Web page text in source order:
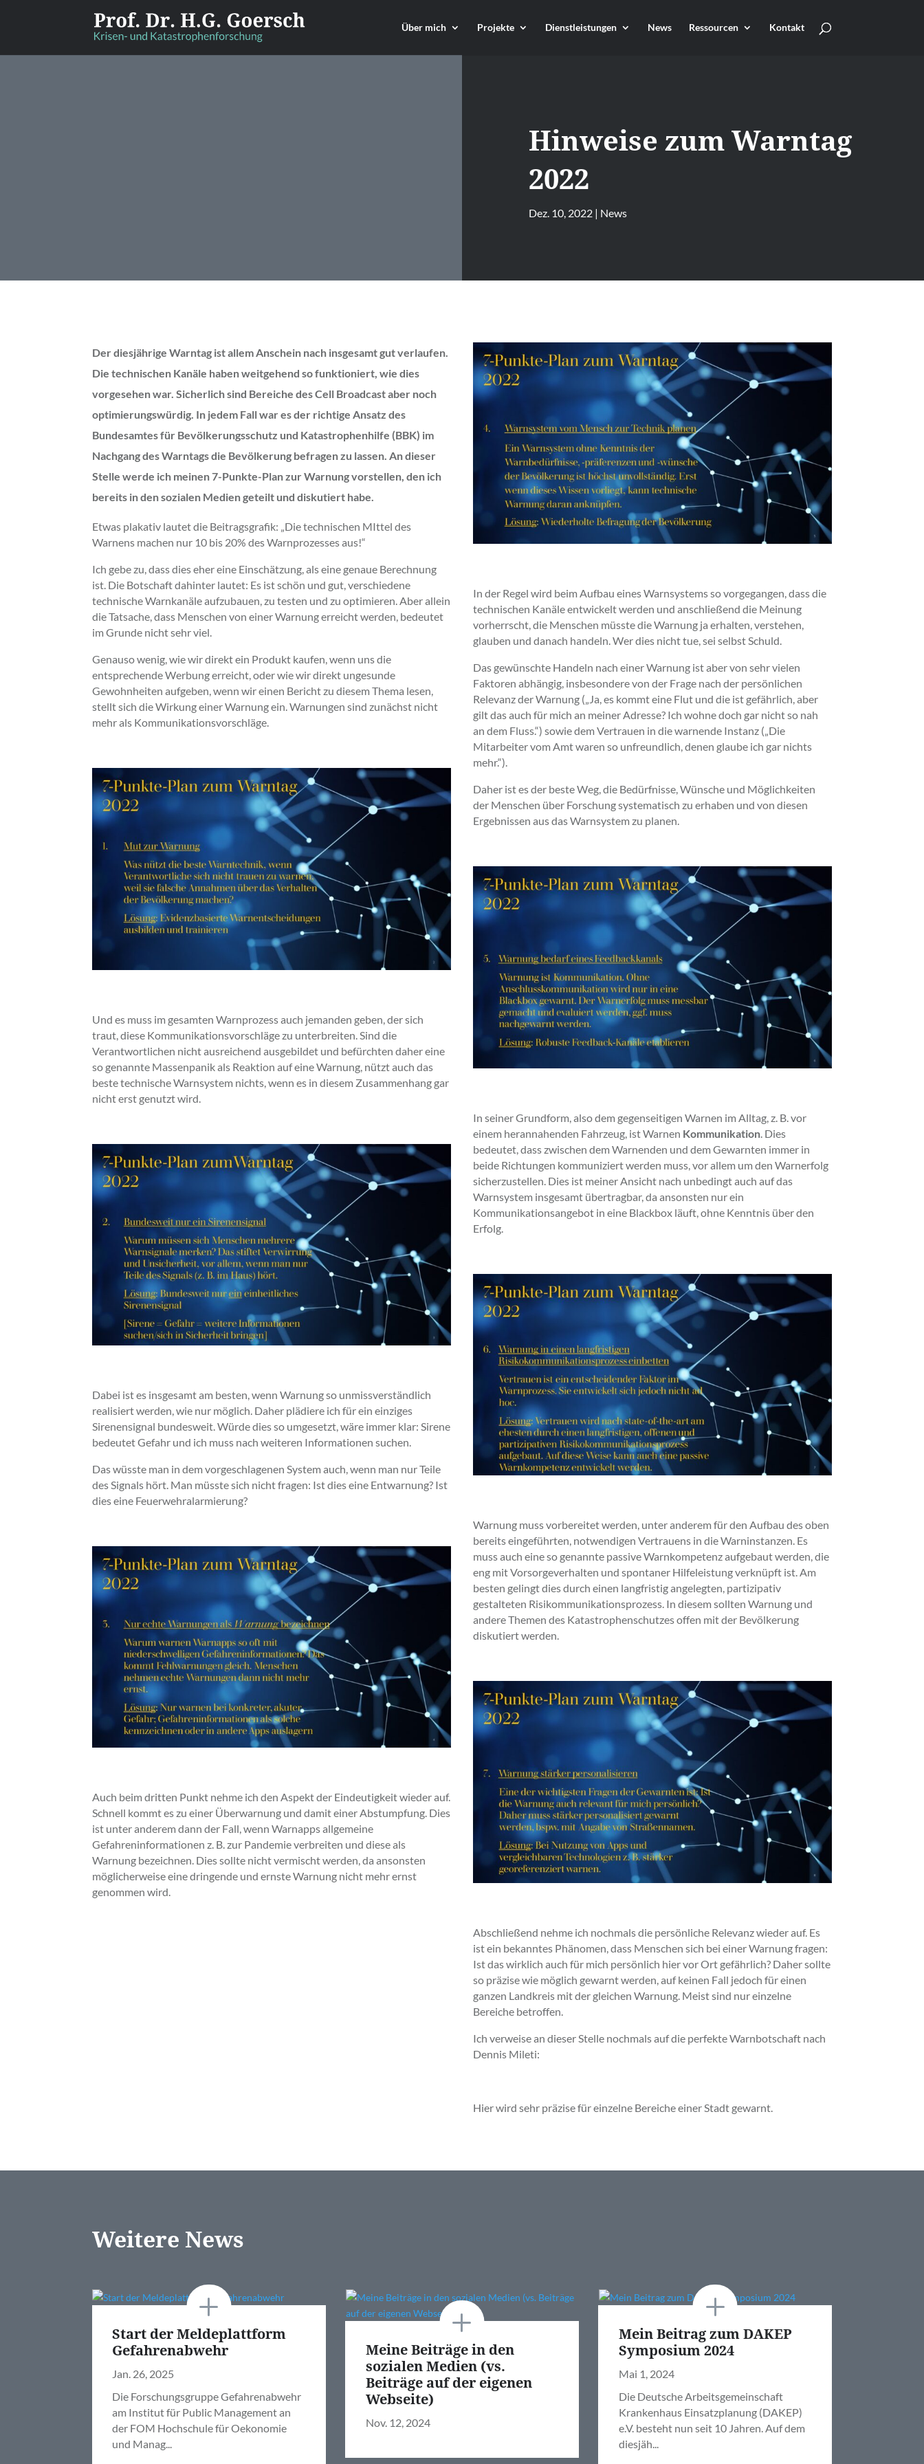
Über mich Projekte Dienstleistungen News Ressourcen Kontakt
Hinweise zum Warntag
2022
Dez. 10, 2022 | News
Der diesjährige Warntag ist allem Anschein nach insgesamt gut verlaufen.
Die technischen Kanäle haben weitgehend so funktioniert, wie dies
vorgesehen war. Sicherlich sind Bereiche des Cell Broadcast aber noch
optimierungswürdig. In jedem Fall war es der richtige Ansatz des
Bundesamtes für Bevölkerungsschutz und Katastrophenhilfe (BBK) im
Nachgang des Warntags die Bevölkerung befragen zu lassen. An dieser
Stelle werde ich meinen 7-Punkte-Plan zur Warnung vorstellen, den ich
bereits in den sozialen Medien geteilt und diskutiert habe.
Etwas plakativ lautet die Beitragsgrafik: „Die technischen MIttel des
Warnens machen nur 10 bis 20% des Warnprozesses aus!“
Ich gebe zu, dass dies eher eine Einschätzung, als eine genaue Berechnung
ist. Die Botschaft dahinter lautet: Es ist schön und gut, verschiedene
technische Warnkanäle aufzubauen, zu testen und zu optimieren. Aber allein
die Tatsache, dass Menschen von einer Warnung erreicht werden, bedeutet
im Grunde nicht sehr viel.
Genauso wenig, wie wir direkt ein Produkt kaufen, wenn uns die
entsprechende Werbung erreicht, oder wie wir direkt ungesunde
Gewohnheiten aufgeben, wenn wir einen Bericht zu diesem Thema lesen,
stellt sich die Wirkung einer Warnung ein. Warnungen sind zunächst nicht
mehr als Kommunikationsvorschläge.
Und es muss im gesamten Warnprozess auch jemanden geben, der sich
traut, diese Kommunikationsvorschläge zu unterbreiten. Sind die
Verantwortlichen nicht ausreichend ausgebildet und befürchten daher eine
so genannte Massenpanik als Reaktion auf eine Warnung, nützt auch das
beste technische Warnsystem nichts, wenn es in diesem Zusammenhang gar
nicht erst genutzt wird.
Dabei ist es insgesamt am besten, wenn Warnung so unmissverständlich
realisiert werden, wie nur möglich. Daher plädiere ich für ein einziges
Sirenensignal bundesweit. Würde dies so umgesetzt, wäre immer klar: Sirene
bedeutet Gefahr und ich muss nach weiteren Informationen suchen.
Das wüsste man in dem vorgeschlagenen System auch, wenn man nur Teile
des Signals hört. Man müsste sich nicht fragen: Ist dies eine Entwarnung? Ist
dies eine Feuerwehralarmierung?
Auch beim dritten Punkt nehme ich den Aspekt der Eindeutigkeit wieder auf.
Schnell kommt es zu einer Überwarnung und damit einer Abstumpfung. Dies
ist unter anderem dann der Fall, wenn Warnapps allgemeine
Gefahreninformationen z. B. zur Pandemie verbreiten und diese als
Warnung bezeichnen. Dies sollte nicht vermischt werden, da ansonsten
möglicherweise eine dringende und ernste Warnung nicht mehr ernst
genommen wird.
In der Regel wird beim Aufbau eines Warnsystems so vorgegangen, dass die
technischen Kanäle entwickelt werden und anschließend die Meinung
vorherrscht, die Menschen müsste die Warnung ja erhalten, verstehen,
glauben und danach handeln. Wer dies nicht tue, sei selbst Schuld.
Das gewünschte Handeln nach einer Warnung ist aber von sehr vielen
Faktoren abhängig, insbesondere von der Frage nach der persönlichen
Relevanz der Warnung („Ja, es kommt eine Flut und die ist gefährlich, aber
gilt das auch für mich an meiner Adresse? Ich wohne doch gar nicht so nah
an dem Fluss.“) sowie dem Vertrauen in die warnende Instanz („Die
Mitarbeiter vom Amt waren so unfreundlich, denen glaube ich gar nichts
mehr.“).
Daher ist es der beste Weg, die Bedürfnisse, Wünsche und Möglichkeiten
der Menschen über Forschung systematisch zu erhaben und von diesen
Ergebnissen aus das Warnsystem zu planen.
In seiner Grundform, also dem gegenseitigen Warnen im Alltag, z. B. vor
einem herannahenden Fahrzeug, ist Warnen Kommunikation. Dies
bedeutet, dass zwischen dem Warnenden und dem Gewarnten immer in
beide Richtungen kommuniziert werden muss, vor allem um den Warnerfolg
sicherzustellen. Dies ist meiner Ansicht nach unbedingt auch auf das
Warnsystem insgesamt übertragbar, da ansonsten nur ein
Kommunikationsangebot in eine Blackbox läuft, ohne Kenntnis über den
Erfolg.
Warnung muss vorbereitet werden, unter anderem für den Aufbau des oben
bereits eingeführten, notwendigen Vertrauens in die Warninstanzen. Es
muss auch eine so genannte passive Warnkompetenz aufgebaut werden, die
eng mit Vorsorgeverhalten und spontaner Hilfeleistung verknüpft ist. Am
besten gelingt dies durch einen langfristig angelegten, partizipativ
gestalteten Risikommunikationsprozess. In diesem sollten Warnung und
andere Themen des Katastrophenschutzes offen mit der Bevölkerung
diskutiert werden.
Abschließend nehme ich nochmals die persönliche Relevanz wieder auf. Es
ist ein bekanntes Phänomen, dass Menschen sich bei einer Warnung fragen:
Ist das wirklich auch für mich persönlich hier vor Ort gefährlich? Daher sollte
so präzise wie möglich gewarnt werden, auf keinen Fall jedoch für einen
ganzen Landkreis mit der gleichen Warnung. Meist sind nur einzelne
Bereiche betroffen.
Ich verweise an dieser Stelle nochmals auf die perfekte Warnbotschaft nach
Dennis Mileti:
Hier wird sehr präzise für einzelne Bereiche einer Stadt gewarnt.
Weitere News
Start der Meldeplattform
Gefahrenabwehr
Jan. 26, 2025
Die Forschungsgruppe Gefahrenabwehr
am Institut für Public Management an
der FOM Hochschule für Oekonomie
und Manag...
Meine Beiträge in den
sozialen Medien (vs.
Beiträge auf der eigenen
Webseite)
Nov. 12, 2024
Mein Beitrag zum DAKEP
Symposium 2024
Mai 1, 2024
Die Deutsche Arbeitsgemeinschaft
Krankenhaus Einsatzplanung (DAKEP)
e.V. besteht nun seit 10 Jahren. Auf dem
diesjäh...